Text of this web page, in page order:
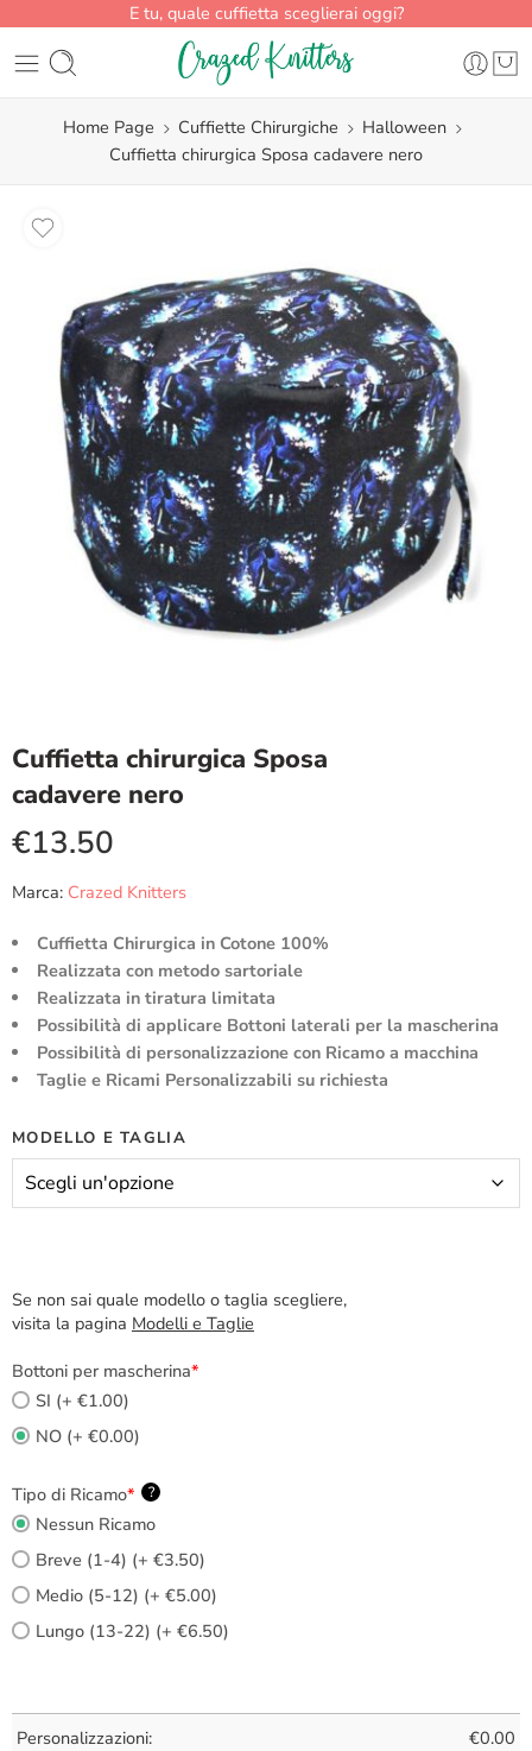
E tu, quale cuffietta sceglierai oggi?
Home Page Cuffiette Chirurgiche
Halloween
Cuffietta chirurgica Sposa cadavere nero
Cuffietta chirurgica Sposa
cadavere nero
€13.50
Marca: Crazed Knitters
Cuffietta Chirurgica in Cotone 100%
Realizzata con metodo sartoriale
Realizzata in tiratura limitata
Possibilità di applicare Bottoni laterali per la mascherina
Possibilità di personalizzazione con Ricamo a macchina
Taglie e Ricami Personalizzabili su richiesta
MODELLO E TAGLIA
Se non sai quale modello o taglia scegliere,
visita la pagina Modelli e Taglie
Bottoni per mascherina*
SI (+ €1.00)
NO (+ €0.00)
Tipo di Ricamo* ?
Nessun Ricamo
Breve (1-4) (+ €3.50)
Medio (5-12) (+ €5.00)
Lungo (13-22) (+ €6.50)
Personalizzazioni: €0.00